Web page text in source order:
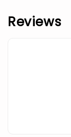
Reviews